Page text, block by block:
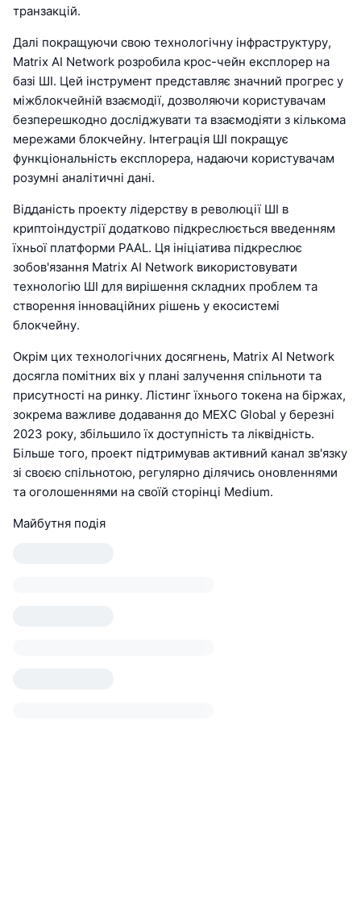
транзакцій.
Далі покращуючи свою технологічну інфраструктуру,
Matrix AI Network розробила крос-чейн експлорер на
базі ШІ. Цей інструмент представляє значний прогрес у
міжблокчейній взаємодії, дозволяючи користувачам
безперешкодно досліджувати та взаємодіяти з кількома
мережами блокчейну. Інтеграція ШІ покращує
функціональність експлорера, надаючи користувачам
розумні аналітичні дані.
Відданість проекту лідерству в революції ШІ в
криптоіндустрії додатково підкреслюється введенням
їхньої платформи PAAL. Ця ініціатива підкреслює
зобов'язання Matrix AI Network використовувати
технологію ШІ для вирішення складних проблем та
створення інноваційних рішень у екосистемі
блокчейну.
Окрім цих технологічних досягнень, Matrix AI Network
досягла помітних віх у плані залучення спільноти та
присутності на ринку. Лістинг їхнього токена на біржах,
зокрема важливе додавання до MEXC Global у березні
2023 року, збільшило їх доступність та ліквідність.
Більше того, проект підтримував активний канал зв'язку
зі своєю спільнотою, регулярно ділячись оновленнями
та оголошеннями на своїй сторінці Medium.
Майбутня подія